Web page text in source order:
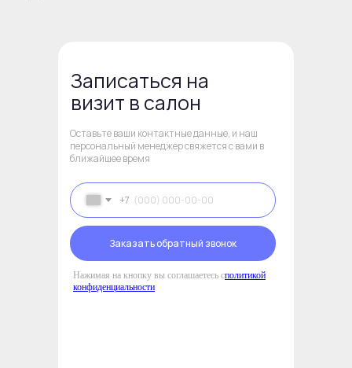
Оставьте ваши контактные данные, и наш
персональный менеджер свяжется с вами в
ближайшее время
Записаться на
визит в салон
+7
Заказать обратный звонок
Нажимая на кнопку вы соглашаетесь сполитикой
конфиденциальности